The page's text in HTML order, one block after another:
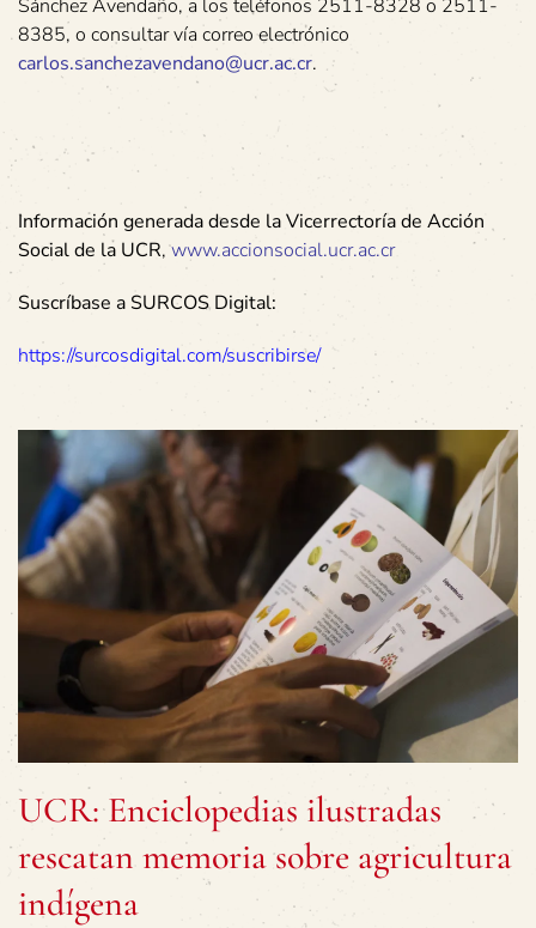
Sánchez Avendaño, a los teléfonos 2511-8328 o 2511-
8385, o consultar vía correo electrónico
carlos.sanchezavendano@ucr.ac.cr.
Información generada desde la Vicerrectoría de Acción
Social de la UCR,www.accionsocial.ucr.ac.cr
Suscríbase a SURCOS Digital:
https://surcosdigital.com/suscribirse/
UCR: Enciclopedias ilustradas
rescatan memoria sobre agricultura
indígena